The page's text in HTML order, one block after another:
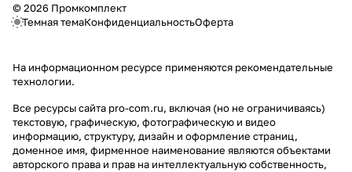
© 2026 Промкомплект
Темная темаКонфиденциальностьОферта
На информационном ресурсе применяются рекомендательные
технологии.
Все ресурсы сайта pro-com.ru, включая (но не ограничиваясь)
текстовую, графическую, фотографическую и видео
информацию, структуру, дизайн и оформление страниц,
доменное имя, фирменное наименование являются объектами
авторского права и прав на интеллектуальную собственность,